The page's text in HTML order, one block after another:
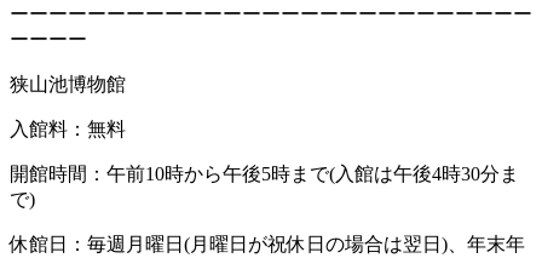
ーーーーーーーーーーーーーーーーーーーーーーーーーーー
ーーーー
狭山池博物館
入館料：無料
開館時間：午前10時から午後5時まで(入館は午後4時30分ま
で)
休館日：毎週月曜日(月曜日が祝休日の場合は翌日)、年末年